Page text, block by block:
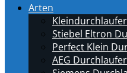
Arten
Stiebel Eltron
Perfect Klein
AEG